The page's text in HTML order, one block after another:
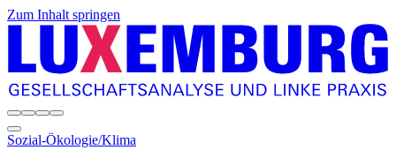
Zum Inhalt springen
Sozial-Ökologie/Klima